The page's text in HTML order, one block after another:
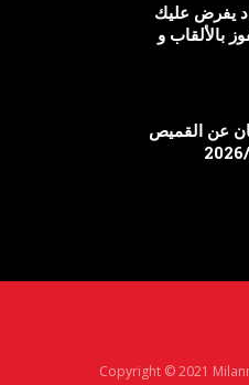
يفرض عليك
بالألقاب و
عن القميص
Copyright © 2021